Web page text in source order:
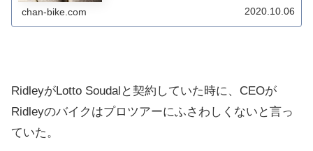
ク、タイムトライアル、シクロクロスバイクに適...
chan-bike.com 2020.10.06
RidleyがLotto Soudalと契約していた時に、CEOが
Ridleyのバイクはプロツアーにふさわしくないと言っ
ていた。